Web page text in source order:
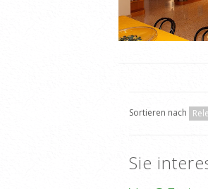
Sortieren nach
Sie